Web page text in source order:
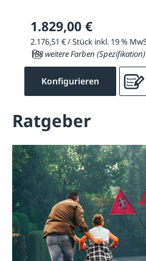
1.829,00 €
188 weitere Farben (Spezifikation)
Konfigurieren
Ratgeber